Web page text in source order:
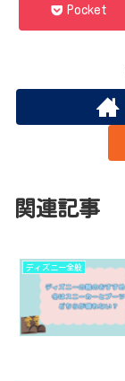
Pocket
関連記事
ディズニー全般